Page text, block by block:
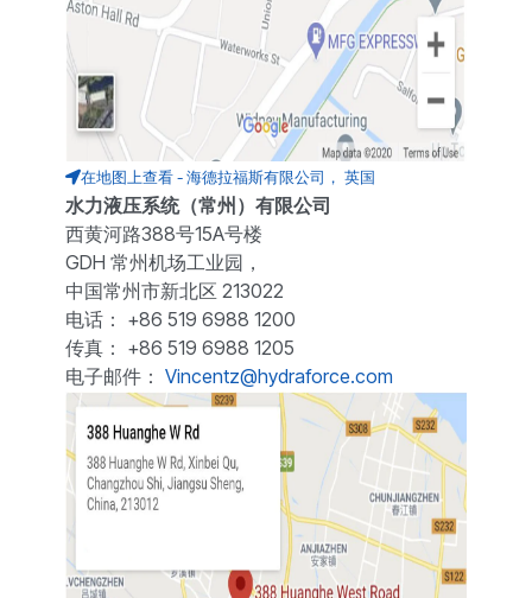
在地图上查看 - 海德拉福斯有限公司， 英国
水力液压系统（常州）有限公司
西黄河路388号15A号楼
GDH 常州机场工业园，
中国常州市新北区 213022
电话： +86 519 6988 1200
传真： +86 519 6988 1205
电子邮件： Vincentz@hydraforce.com